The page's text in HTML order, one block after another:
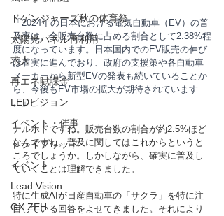
ドゲンジャーズ秋の体育祭
太陽光パネル再利用
求人
再エネ賦課金
LEDビジョン
イベント・催事
トライブリッド
イベント
Lead Vision
GX ZEH
「2024年の日本における電気自動車（EV）の普
及率は、全販売台数に占める割合として2.38%程
度になっています。日本国内でのEV販売の伸び
は着実に進んでおり、政府の支援策や各自動車
メーカーから新型EVの発表も続いていることか
ら、今後もEV市場の拡大が期待されています​​​​
。」
ナルホドですね。販売台数の割合が約2.5%ほど
なんですね。普及に関してはこれからというと
ころでしょうか。しかしながら、確実に普及し
ていくことは理解できました。
特に生成AIが日産自動車の「サクラ」を特に注
目している回答をよせてきました。それにより